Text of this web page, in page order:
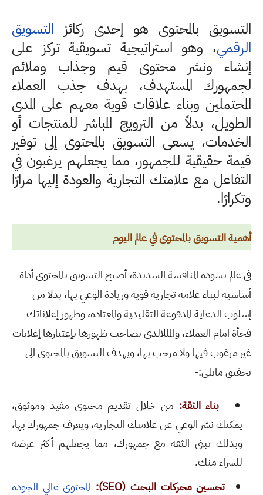
التسويق بالمحتوى هو إحدى ركائز التسويق
الرقمي، وهو استراتيجية تسويقية تركز على
إنشاء ونشر محتوى قيم وجذاب وملائم
لجمهورك المستهدف، بهدف جذب العملاء
المحتملين وبناء علاقات قوية معهم على المدى
الطويل، بدلاً من الترويج المباشر للمنتجات أو
الخدمات، يسعى التسويق بالمحتوى إلى توفير
قيمة حقيقية للجمهور، مما يجعلهم يرغبون في
التفاعل مع علامتك التجارية والعودة إليها مرارًا
وتكرارًا.
أهمية التسويق بالمحتوى في عالم اليوم
في عالم تسوده المنافسة الشديدة، أصبح التسويق بالمحتوى أداة
أساسية لبناء علامة تجارية قوية وزيادة الوعي بها، بدلا من
إسلوب الدعاية المدفوعة التقليدية والمعتادة، وظهور إعلاناتك
فجأة امام العملاء، والمللالذى يصاحب ظهورها بإعتبارها إعلانات
غير مرغوب فيها ولا مرحب بها، ويهدف التسويق بالمحتوى الى
تحقيق مايلي:-
بناء الثقة: من خلال تقديم محتوى مفيد وموثوق،
يمكنك نشر الوعي عن علامتك التجارية، ويعرف جمهورك بها،
وبذلك تبني الثقة مع جمهورك، مما يجعلهم أكثر عرضة
للشراء منك.
تحسين محركات البحث (SEO):
المحتوى عالي الجودة